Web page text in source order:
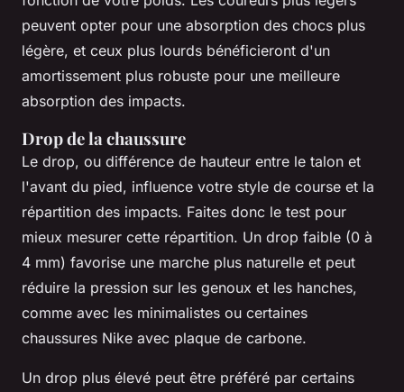
peuvent opter pour une absorption des chocs plus
légère, et ceux plus lourds bénéficieront d'un
amortissement plus robuste pour une meilleure
absorption des impacts.
Drop de la chaussure
Le drop, ou différence de hauteur entre le talon et
l'avant du pied, influence votre style de course et la
répartition des impacts. Faites donc le test pour
mieux mesurer cette répartition. Un drop faible (0 à
4 mm) favorise une marche plus naturelle et peut
réduire la pression sur les genoux et les hanches,
comme avec les minimalistes ou certaines
chaussures Nike avec plaque de carbone.
Un drop plus élevé peut être préféré par certains